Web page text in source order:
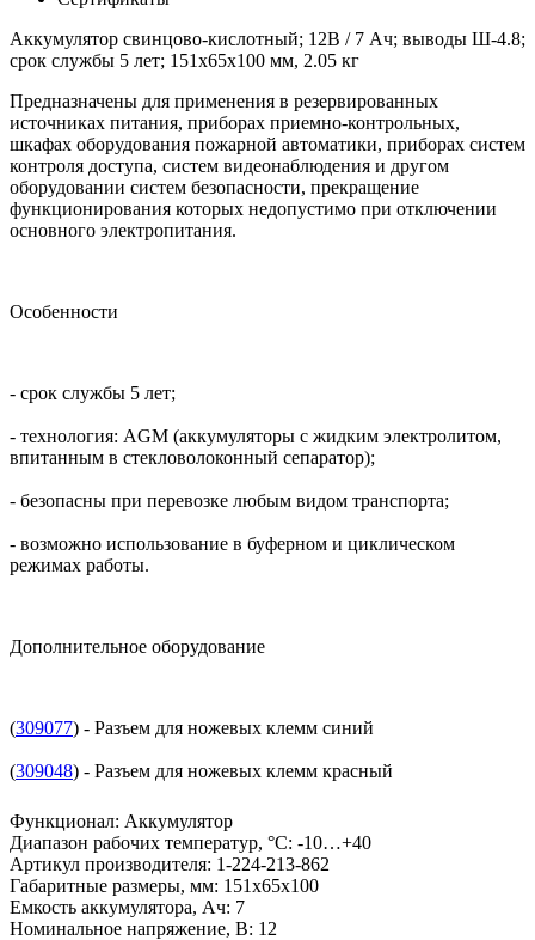
Аккумулятор свинцово-кислотный; 12В / 7 Ач; выводы Ш-4.8;
срок службы 5 лет; 151х65х100 мм, 2.05 кг
Предназначены для применения в резервированных
источниках питания, приборах приемно-контрольных,
шкафах оборудования пожарной автоматики, приборах систем
контроля доступа, систем видеонаблюдения и другом
оборудовании систем безопасности, прекращение
функционирования которых недопустимо при отключении
основного электропитания.
Особенности
- срок службы 5 лет;
- технология: AGM (аккумуляторы с жидким электролитом,
впитанным в стекловолоконный сепаратор);
- безопасны при перевозке любым видом транспорта;
- возможно использование в буферном и циклическом
режимах работы.
Дополнительное оборудование
(309077) - Разъем для ножевых клемм синий
(309048) - Разъем для ножевых клемм красный
Функционал: Аккумулятор
Диапазон рабочих температур, °С: -10…+40
Артикул производителя: 1-224-213-862
Габаритные размеры, мм: 151х65х100
Емкость аккумулятора, Ач: 7
Номинальное напряжение, В: 12